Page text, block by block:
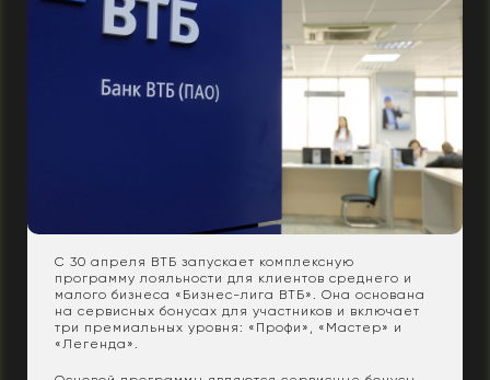
С 30 апреля ВТБ запускает комплексную
программу лояльности для клиентов среднего и
малого бизнеса «Бизнес-лига ВТБ». Она основана
на сервисных бонусах для участников и включает
три премиальных уровня: «Профи», «Мастер» и
«Легенда».